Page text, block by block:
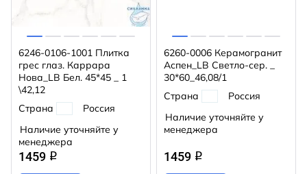
6246-0106-1001 Плитка
грес глаз. Каррара
Нова_LB Бел. 45*45 _ 1
\42,12
Страна
Россия
Наличие уточняйте у
менеджера
1459 q
6260-0006 Керамогранит
Аспен_LB Светло-сер. _
30*60_46,08/1
Страна
Россия
Наличие уточняйте у
менеджера
1459 q